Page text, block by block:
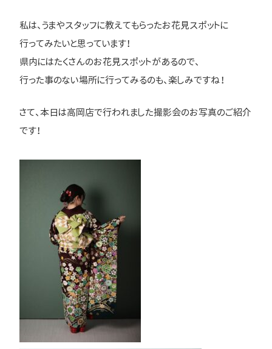
私は、うまやスタッフに教えてもらったお花見スポットに
行ってみたいと思っています！
県内にはたくさんのお花見スポットがあるので、
行った事のない場所に行ってみるのも、楽しみですね！
さて、本日は高岡店で行われました撮影会のお写真のご紹介
です！